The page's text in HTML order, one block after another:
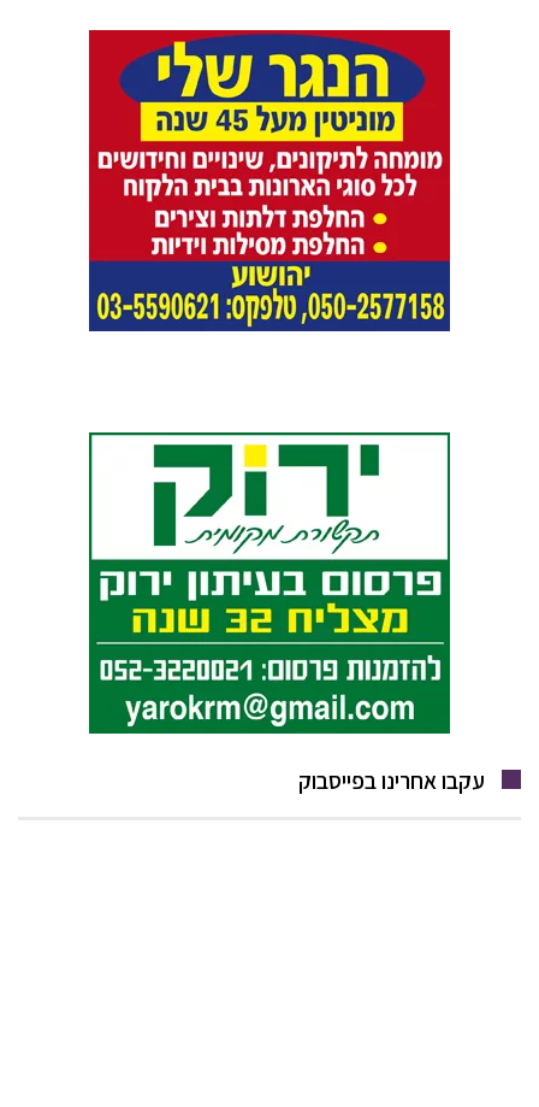
עקבו אחרינו בפייסבוק